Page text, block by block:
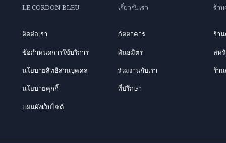
LE CORDON BLEU
ติดต่อเรา
ข้อกำหนดการใช้บริการ
นโยบายสิทธิส่วนบุคคล
นโยบายคุกกี้
แผนผังเว็บไซต์
เกี่ยวกับเรา
ภัตตาคาร
พันธมิตร
ร่วมงานกับเรา
ที่ปรึกษา
ร้า
ร้า
สห
ร้า